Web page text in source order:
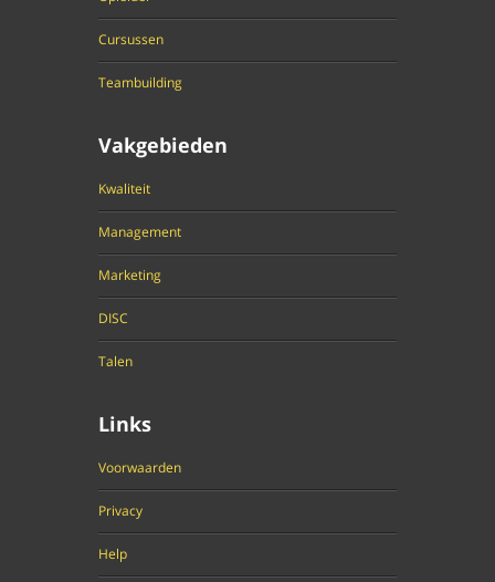
Cursussen
Teambuilding
Vakgebieden
Kwaliteit
Management
Marketing
DISC
Talen
Links
Voorwaarden
Privacy
Help